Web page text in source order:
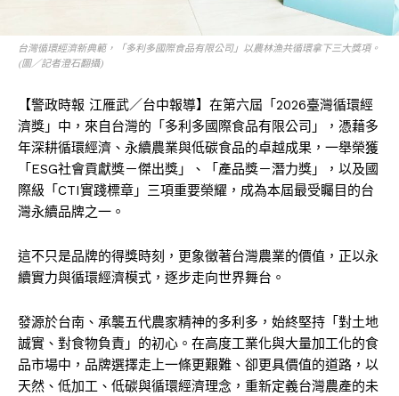
台灣循環經濟新典範，「多利多國際食品有限公司」以農林漁共循環拿下三大獎項。
(圖／記者澄石翻攝)
【警政時報 江雁武／台中報導】在第六屆「2026臺灣循環經
濟獎」中，來自台灣的「多利多國際食品有限公司」，憑藉多
年深耕循環經濟、永續農業與低碳食品的卓越成果，一舉榮獲
「ESG社會貢獻獎－傑出獎」、「產品獎－潛力獎」，以及國
際級「CTI實踐標章」三項重要榮耀，成為本屆最受矚目的台
灣永續品牌之一。
這不只是品牌的得獎時刻，更象徵著台灣農業的價值，正以永
續實力與循環經濟模式，逐步走向世界舞台。
發源於台南、承襲五代農家精神的多利多，始終堅持「對土地
誠實、對食物負責」的初心。在高度工業化與大量加工化的食
品市場中，品牌選擇走上一條更艱難、卻更具價值的道路，以
天然、低加工、低碳與循環經濟理念，重新定義台灣農產的未